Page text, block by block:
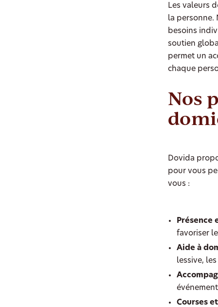
Les valeurs
la personne.
besoins
soutien
permet un
chaque
Nos
Dovida
pour vous
vous :
Présence
favoriser
Aide à
lessive,
Courses